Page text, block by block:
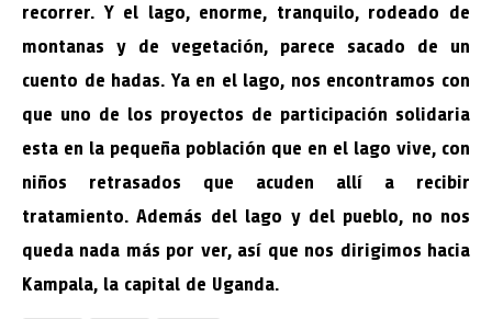
recorrer. Y el lago, enorme, tranquilo, rodeado de
montanas y de vegetación, parece sacado de un
cuento de hadas. Ya en el lago, nos encontramos con
que uno de los proyectos de participación solidaria
esta en la pequeña población que en el lago vive, con
niños retrasados que acuden allí a recibir
tratamiento. Además del lago y del pueblo, no nos
queda nada más por ver, así que nos dirigimos hacia
Kampala, la capital de Uganda.